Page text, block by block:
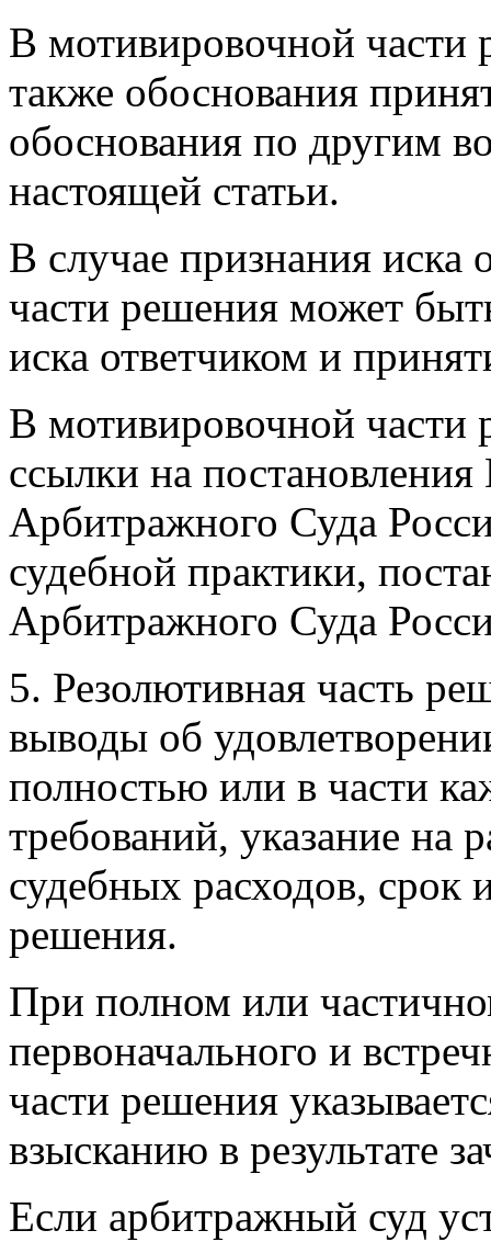
В мотивировочной части
также обоснования
обоснования по другим
настоящей статьи.
В случае признания иска
части решения может
иска ответчиком и
В мотивировочной части
ссылки на
Арбитражного Суда
судебной практики,
Арбитражного Суда
5. Резолютивная часть
выводы об
полностью или в части
требований, указание на
судебных расходов, срок
решения.
При полном или
первоначального и
части решения
взысканию в результате
Если арбитражный суд